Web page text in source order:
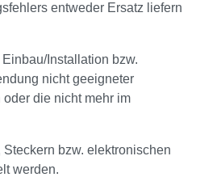
entweder Ersatz liefern
Installation bzw.
nicht geeigneter
die nicht mehr im
bzw. elektronischen
werden.